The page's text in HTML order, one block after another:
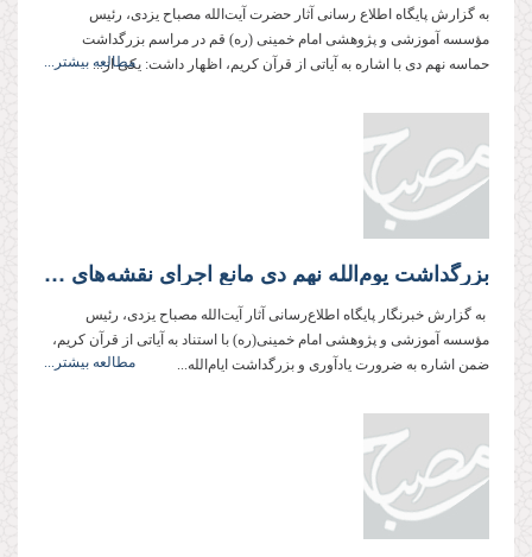
به گزارش پایگاه اطلاع رسانی آثار حضرت آیت‌الله مصباح یزدی، رئیس
مؤسسه آموزشی و پژوهشی امام خمینی (ره) قم در مراسم بزرگداشت
حماسه نهم دی با اشاره به آیاتی از قرآن کریم، اظهار داشت: یکی از...مطالعه بیشتر...
بزرگداشت يوم‌الله نهم دی مانع اجرای نقشه‌های دشمنان انقلاب است
به گزارش خبرنگار پایگاه اطلاع‌رسانی آثار آیت‌الله مصباح یزدی، رئیس
مؤسسه آموزشی و پژوهشی امام خمینی(ره) با استناد به آیاتی از قرآن كریم،
ضمن اشاره به ضرورت یادآوری و بزرگداشت ایام‌الله...
مطالعه بیشتر...